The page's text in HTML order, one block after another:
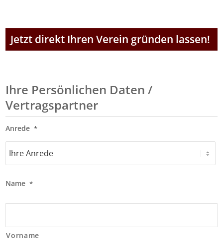
Jetzt direkt Ihren Verein gründen lassen!
Ihre Persönlichen Daten /
Vertragspartner
Anrede *
Name *
Vorname